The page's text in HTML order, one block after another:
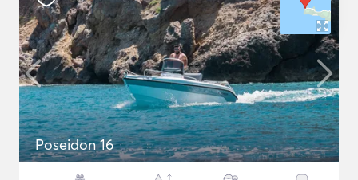
Poseidon 16